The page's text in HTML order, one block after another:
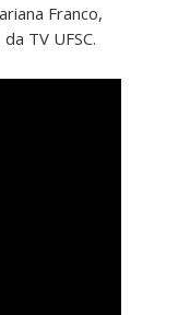
Franco,
TV UFSC.